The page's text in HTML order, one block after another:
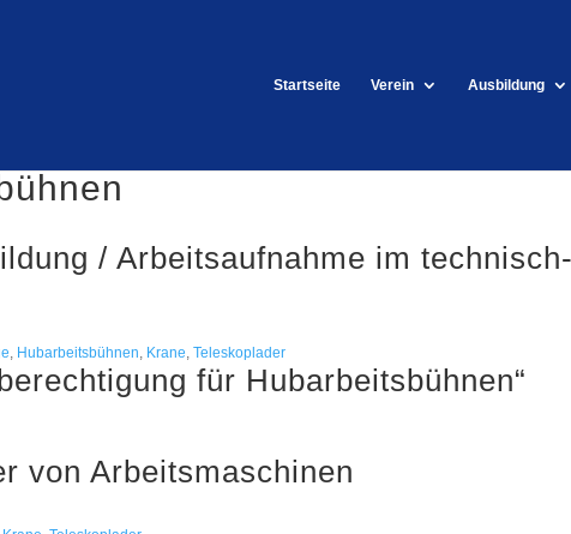
Startseite Verein Ausbildung
/ Arbeitsaufnahme im
, Hubarbeitsbühnen, Krane, Teleskoplader
für Hubarbeitsbühnen“
von Arbeitsmaschinen